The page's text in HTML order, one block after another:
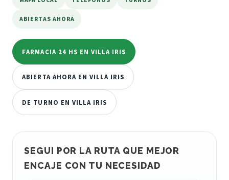
ABIERTAS AHORA
FARMACIA 24 HS EN VILLA IRIS
ABIERTA AHORA EN VILLA IRIS
DE TURNO EN VILLA IRIS
SEGUI POR LA RUTA QUE MEJOR
ENCAJE CON TU NECESIDAD